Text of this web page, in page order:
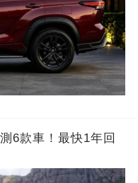
6款車！最快1年回